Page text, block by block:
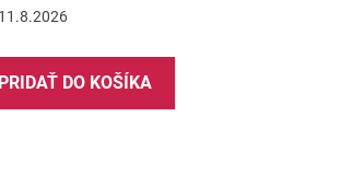
11.8.2026
PRIDAŤ DO KOŠÍKA